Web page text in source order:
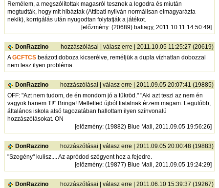
Remélem, a megszólítottak magasról tesznek a logodra és miután
megtudták, hogy mit hibáztak (Attibati nyilván normálisan elmagyarázta
nekik), korrigálás után nyugodtan folytatják a játékot.
[előzmény: (20689) baliagy, 2011.10.11 14:50:49]
DonRazzino hozzászólásai |válasz erre | 2011.10.05 11:25:27 (20619)
AGCFTCS beázott doboza kicserélve, reméljük a dupla vízhatlan dobozzal
nem lesz ilyen probléma.
DonRazzino hozzászólásai |válasz erre | 2011.09.05 20:07:41 (19885)
OFF: "Azt nem tudom, de én mondom jó a tükröd." "Aki azt teszi az nem én
vagyok hanem TI!" Bringa! Melletted újból fiatalnak érzem magam. Legutóbb,
általános iskola alsó tagozatában hallottam ilyen színvonalú
hozzászólásokat. ON
[előzmény: (19882) Blue Mali, 2011.09.05 19:56:26]
DonRazzino hozzászólásai |válasz erre | 2011.09.05 20:00:48 (19883)
"Szegény" kulisz.... Az apródod szégyent hoz a fejedre.
[előzmény: (19877) Blue Mali, 2011.09.05 19:24:29]
DonRazzino hozzászólásai |válasz erre | 2011.06.10 15:39:37 (19267)